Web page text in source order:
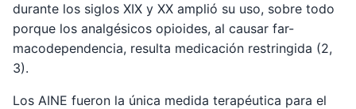
durante los siglos XIX y XX amplió su uso, sobre todo
porque los analgésicos opioides, al causar far-
macodependencia, resulta medicación restringida (2,
3).
Los AINE fueron la única medida terapéutica para el